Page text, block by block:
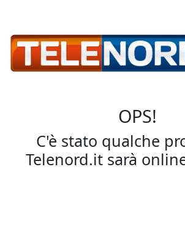
OPS!
C'è stato qualche
Telenord.it sarà